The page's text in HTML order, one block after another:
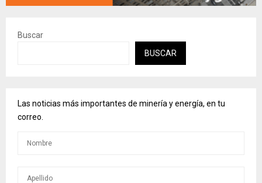
Buscar
BUSCAR
Las noticias más importantes de minería y energía, en tu
correo.